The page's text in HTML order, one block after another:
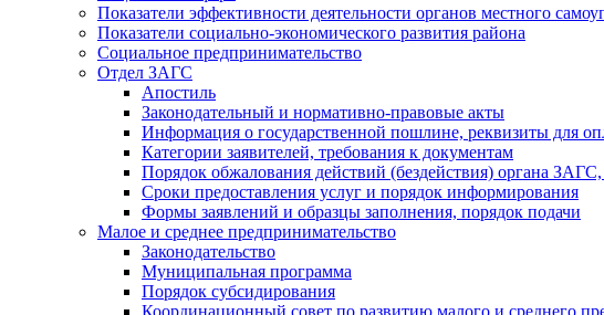
Показатели эффективности деятельности органов местного
Показатели социально-экономического развития района
Социальное предпринимательство
Отдел ЗАГС
Апостиль
Законодательный и нормативно-правовые акты
Информация о государственной пошлине, реквизиты для
Категории заявителей, требования к документам
Порядок обжалования действий (бездействия) органа
Сроки предоставления услуг и порядок информирования
Формы заявлений и образцы заполнения, порядок подачи
Малое и среднее предпринимательство
Законодательство
Муниципальная программа
Порядок субсидирования
Координационный совет по развитию малого и среднего